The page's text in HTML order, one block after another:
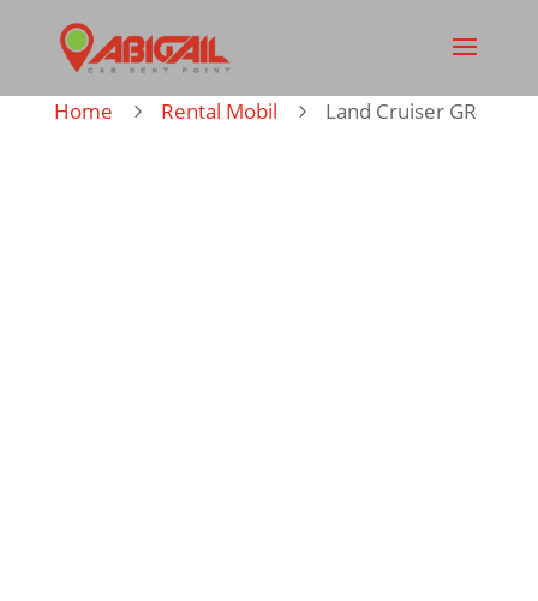
Home 5 Rental Mobil 5 Land Cruiser GR